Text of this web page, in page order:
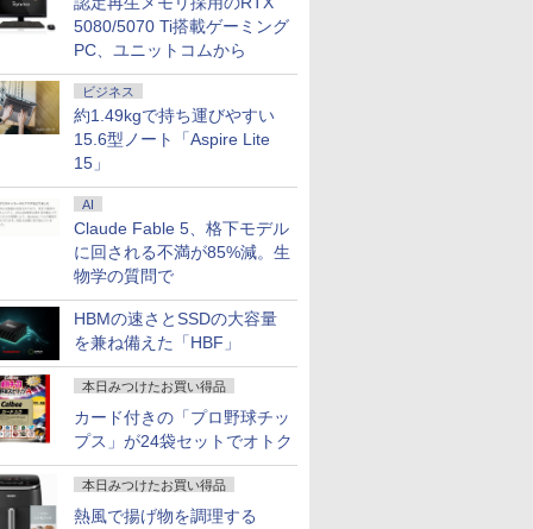
5080/5070 Ti搭載ゲーミング
PC、ユニットコムから
ビジネス
約1.49kgで持ち運びやすい
15.6型ノート「Aspire Lite
15」
AI
Claude Fable 5、格下モデル
に回される不満が85%減。生
物学の質問で
HBMの速さとSSDの大容量
を兼ね備えた「HBF」
本日みつけたお買い得品
カード付きの「プロ野球チッ
プス」が24袋セットでオトク
本日みつけたお買い得品
熱風で揚げ物を調理する